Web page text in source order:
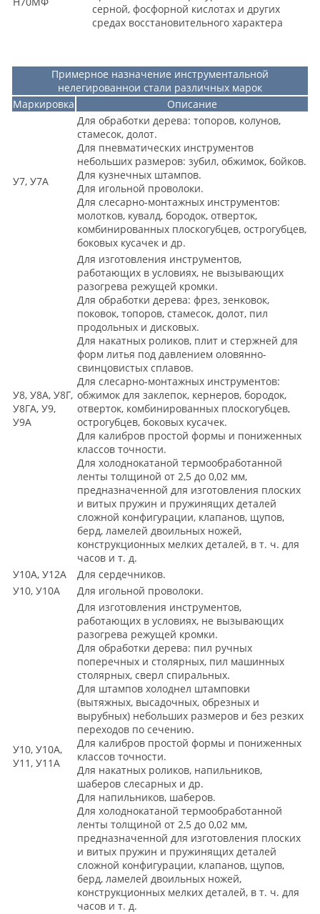
серной, фосфорной кислотах и других
средах восстановительного характера
Примерное назначение инструментальной
нелегированнои стали различных марок
Маркировка
Описание
У7, У7А
Для обработки дерева: топоров, колунов,
стамесок, долот.
Для пневматических инструментов
небольших размеров: зубил, обжимок, бойков.
Для кузнечных штампов.
Для игольной проволоки.
Для слесарно-монтажных инструментов:
молотков, кувалд, бородок, отверток,
комбинированных плоскогубцев, острогубцев,
боковых кусачек и др.
У8, У8А, У8Г,
У8ГА, У9,
У9А
Для изготовления инструментов,
работающих в условиях, не вызывающих
разогрева режущей кромки.
Для обработки дерева: фрез, зенковок,
поковок, топоров, стамесок, долот, пил
продольных и дисковых.
Для накатных роликов, плит и стержней для
форм литья под давлением оловянно-
свинцовистых сплавов.
Для слесарно-монтажных инструментов:
обжимок для заклепок, кернеров, бородок,
отверток, комбинированных плоскогубцев,
острогубцев, боковых кусачек.
Для калибров простой формы и пониженных
классов точности.
Для холоднокатаной термообработанной
ленты толщиной от 2,5 до 0,02 мм,
предназначенной для изготовления плоских
и витых пружин и пружинящих деталей
сложной конфигурации, клапанов, щупов,
берд, ламелей двоильных ножей,
конструкционных мелких деталей, в т. ч. для
часов и т. д.
У10А, У12А
Для сердечников.
У10, У10А
Для игольной проволоки.
У10, У10А,
У11, У11А
Для изготовления инструментов,
работающих в условиях, не вызывающих
разогрева режущей кромки.
Для обработки дерева: пил ручных
поперечных и столярных, пил машинных
столярных, сверл спиральных.
Для штампов холоднел штамповки
(вытяжных, высадочных, обрезных и
вырубных) небольших размеров и без резких
переходов по сечению.
Для калибров простой формы и пониженных
классов точности.
Для накатных роликов, напильников,
шаберов слесарных и др.
Для напильников, шаберов.
Для холоднокатаной термообработанной
ленты толщиной от 2,5 до 0,02 мм,
предназначенной для изготовления плоских
и витых пружин и пружинящих деталей
сложной конфигурации, клапанов, щупов,
берд, ламелей двоильных ножей,
конструкционных мелких деталей, в т. ч. для
часов и т. д.